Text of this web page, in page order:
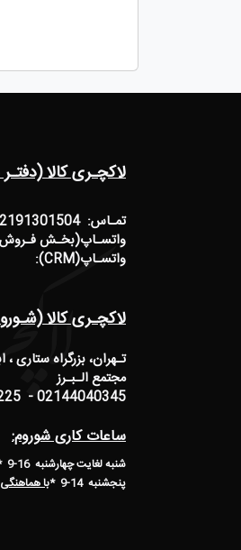
لاکچـری کالا
تمـاس: 02191301504 - 02144005400
واتسـاپ(بخـش فـروش):
واتسـاپ(CRM): 09999971097
لاکچـری کالا
تـهران، بزرگراه ستاری
مجتمع الـبـرز
02144040345 - 02144040225
ساعات کاری شوروم:
شنبه لغایت چهارشنبه 16-9 *
پنجشنبه 14-9
*با